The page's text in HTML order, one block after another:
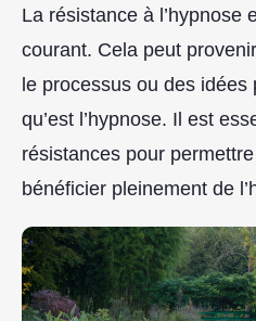
La résistance à l’hypnose
courant. Cela peut
le processus ou des
qu’est l’hypnose. Il est
résistances pour
bénéficier pleinement de